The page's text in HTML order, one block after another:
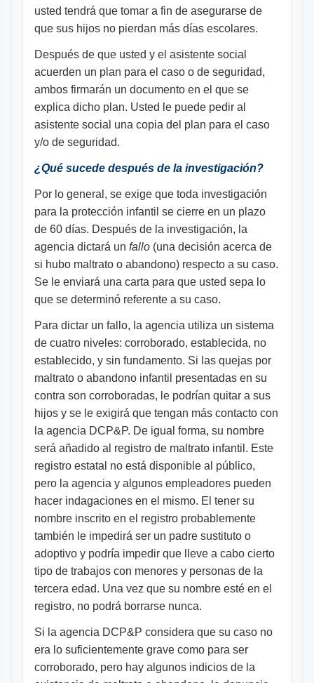
usted tendrá que tomar a fin de asegurarse de
que sus hijos no pierdan más días escolares.
Después de que usted y el asistente social
acuerden un plan para el caso o de seguridad,
ambos firmarán un documento en el que se
explica dicho plan. Usted le puede pedir al
asistente social una copia del plan para el caso
y/o de seguridad.
¿Qué sucede después de la investigación?
Por lo general, se exige que toda investigación
para la protección infantil se cierre en un plazo
de 60 días. Después de la investigación, la
agencia dictará un fallo (una decisión acerca de
si hubo maltrato o abandono) respecto a su caso.
Se le enviará una carta para que usted sepa lo
que se determinó referente a su caso.
Para dictar un fallo, la agencia utiliza un sistema
de cuatro niveles: corroborado, establecida, no
establecido, y sin fundamento. Si las quejas por
maltrato o abandono infantil presentadas en su
contra son corroboradas, le podrían quitar a sus
hijos y se le exigirá que tengan más contacto con
la agencia DCP&P. De igual forma, su nombre
será añadido al registro de maltrato infantil. Este
registro estatal no está disponible al público,
pero la agencia y algunos empleadores pueden
hacer indagaciones en el mismo. El tener su
nombre inscrito en el registro probablemente
también le impedirá ser un padre sustituto o
adoptivo y podría impedir que lleve a cabo cierto
tipo de trabajos con menores y personas de la
tercera edad. Una vez que su nombre esté en el
registro, no podrá borrarse nunca.
Si la agencia DCP&P considera que su caso no
era lo suficientemente grave como para ser
corroborado, pero hay algunos indicios de la